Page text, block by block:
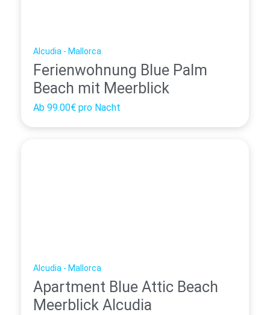
Alcudia - Mallorca
Ferienwohnung Blue Palm
Beach mit Meerblick
Ab 99.00€ pro Nacht
Alcudia - Mallorca
Apartment Blue Attic Beach
Meerblick Alcudia